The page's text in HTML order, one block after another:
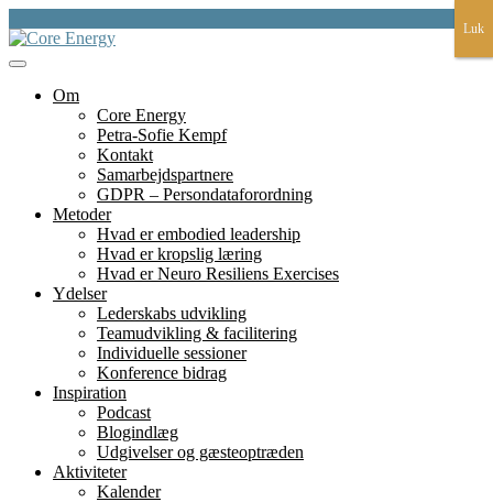
to
content
Core Energy
Om
Core Energy
Petra-Sofie Kempf
Kontakt
Samarbejdspartnere
GDPR – Persondataforordning
Metoder
Hvad er embodied leadership
Hvad er kropslig læring
Hvad er Neuro Resiliens Exercises
Ydelser
Lederskabs udvikling
Teamudvikling & facilitering
Individuelle sessioner
Konference bidrag
Inspiration
Podcast
Blogindlæg
Udgivelser og gæsteoptræden
Aktiviteter
Kalender
Luk
Luk